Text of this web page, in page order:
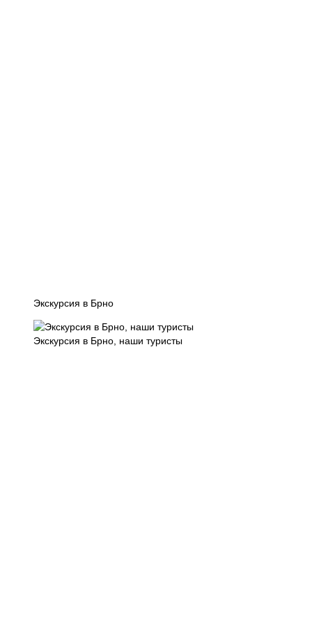
Экскурсия в Брно
Экскурсия в Брно, наши туристы